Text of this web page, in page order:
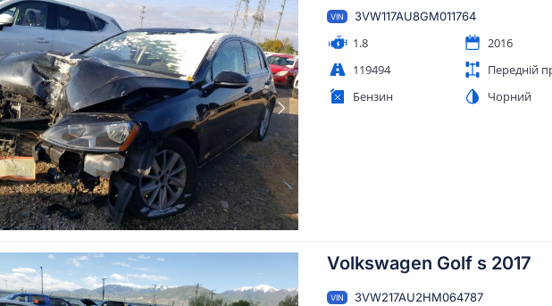
VIN 3VW117AU8GM011764
1.8
2016
119494
Передній
Бензин
Чорний
Volkswagen Golf s 2017
VIN 3VW217AU2HM064787